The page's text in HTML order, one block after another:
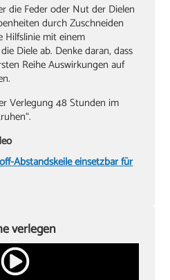
die Feder oder Nut der Dielen
durch Zuschneiden
Hilfslinie mit einem
Diele ab. Denke daran, dass
Reihe Auswirkungen auf
Verlegung 48 Stunden im
Abstandskeile einsetzbar für
verlegen